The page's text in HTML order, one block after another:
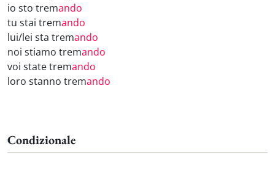
io sto tremando
tu stai tremando
lui/lei sta tremando
noi stiamo tremando
voi state tremando
loro stanno tremando
Condizionale